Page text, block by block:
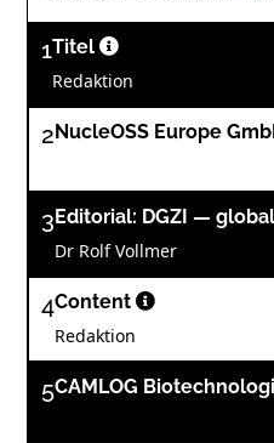
1Titel
Redaktion
2 NucleOSS Europe
3 Editorial: DGZI —
Dr Rolf Vollmer
4Content
Redaktion
5CAMLOG